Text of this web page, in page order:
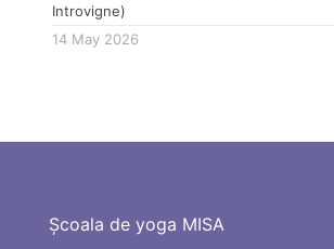
Introvigne)
14 May 2026
Școala de yoga MISA